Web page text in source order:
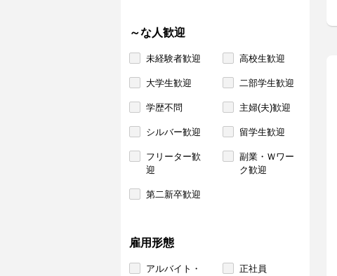
～な人歓迎
未経験者歓迎 高校生歓迎
大学生歓迎 二部学生歓迎
学歴不問 主婦(夫)歓迎
シルバー歓迎 留学生歓迎
フリーター歓
迎
副業・Ｗワー
ク歓迎
第二新卒歓迎
雇用形態
アルバイト・
正社員